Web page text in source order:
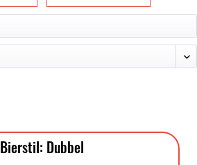
Bierstil: Dubbel